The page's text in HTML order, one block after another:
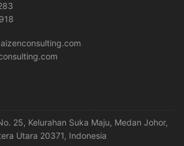
25, Kelurahan Suka Maju, Medan Johor,
Utara 20371, Indonesia